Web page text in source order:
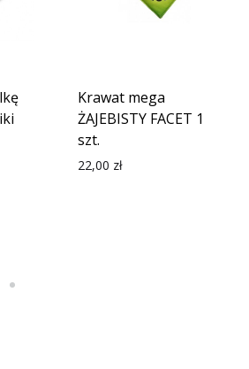
Krawat mega
ŻAJEBISTY FACET 1
szt.
22,00 zł